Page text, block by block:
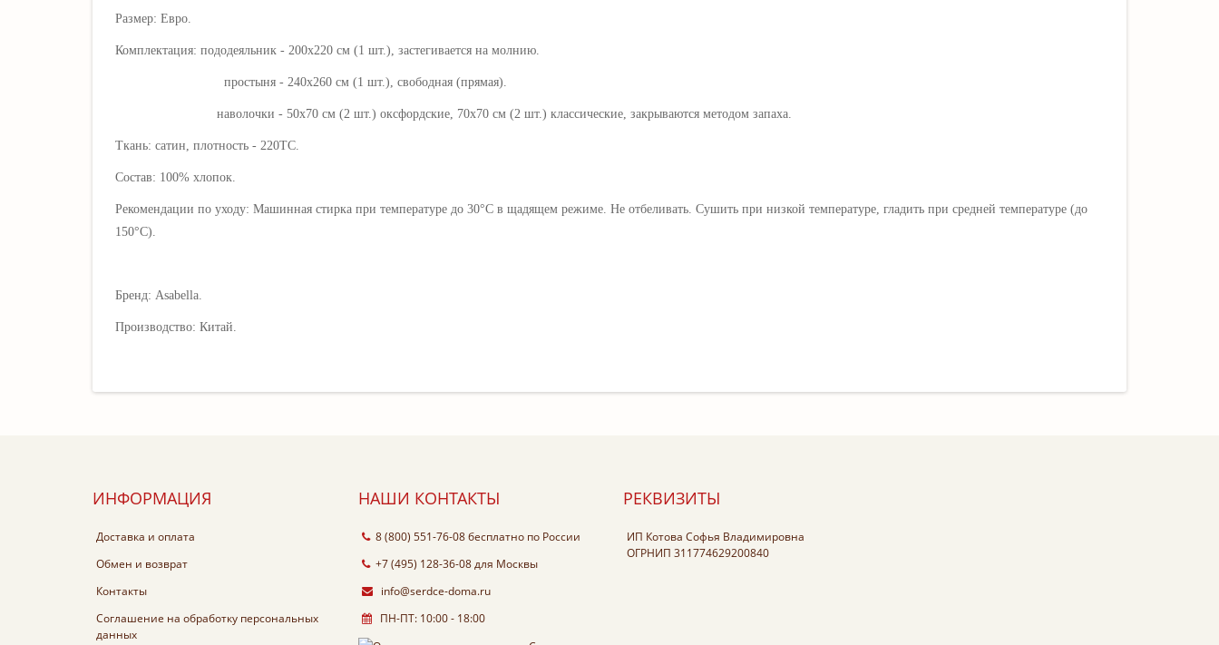
Размер: Евро.
Комплектация: пододеяльник - 200х220 см (1 шт.), застегивается на молнию.
простыня - 240х260 см (1 шт.), свободная (прямая).
наволочки - 50х70 см (2 шт.) оксфордские, 70х70 см (2 шт.) классические, закрываются методом запаха.
Ткань: сатин, плотность - 220ТС.
Состав: 100% хлопок.
Рекомендации по уходу: Машинная стирка при температуре до 30°C в щадящем режиме. Не отбеливать. Сушить при низкой температуре, гладить при средней температуре (до
150°C).
Бренд: Asabella.
Производство: Китай.
ИНФОРМАЦИЯ
Доставка и оплата
Обмен и возврат
Контакты
Соглашение на обработку персональных
данных
НАШИ КОНТАКТЫ
8 (800) 551-76-08бесплатно по России
+7 (495) 128-36-08для Москвы
info@serdce-doma.ru
ПН-ПТ: 10:00 - 18:00
РЕКВИЗИТЫ
ИП Котова Софья Владимировна
ОГРНИП 311774629200840